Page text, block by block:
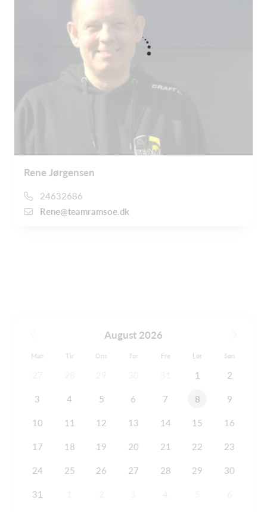
Rene Jørgensen
24632686
Rene@teamramsoe.dk
August 2026
Man Tir Ons Tor Fre Lør Søn
1 2
3 4 5 6 7 8 9
10 11 12 13 14 15 16
17 18 19 20 21 22 23
24 25 26 27 28 29 30
31